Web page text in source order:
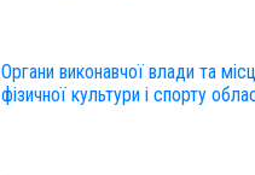
Органи виконавчої влади та
фізичної культури і спорту